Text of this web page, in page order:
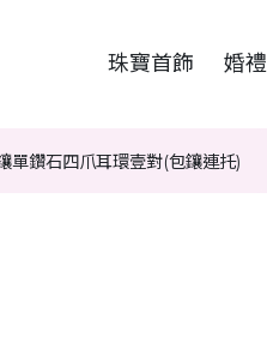
珠寶首飾 婚禮
單鑽石四爪耳環壹對(包鑲連托)